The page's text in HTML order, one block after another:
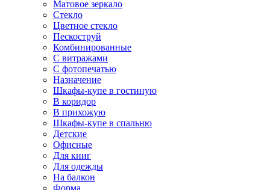
Матовое зеркало
Стекло
Цветное стекло
Пескоструй
Комбинированные
С витражами
С фотопечатью
Назначение
Шкафы-купе в гостиную
В коридор
В прихожую
Шкафы-купе в спальню
Детские
Офисные
Для книг
Для одежды
На балкон
Форма